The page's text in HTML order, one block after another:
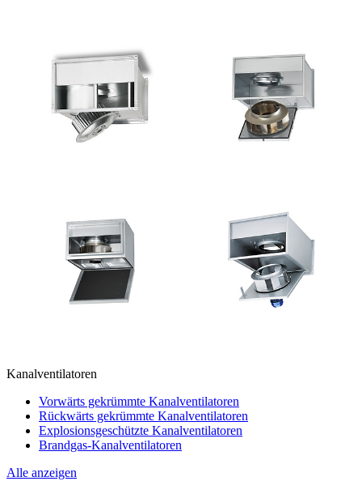
Kanalventilatoren
Vorwärts gekrümmte Kanalventilatoren
Rückwärts gekrümmte Kanalventilatoren
Explosionsgeschützte Kanalventilatoren
Brandgas-Kanalventilatoren
Alle anzeigen